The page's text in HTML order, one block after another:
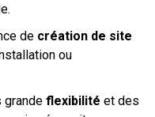
de création de site
ou
grande flexibilité et des